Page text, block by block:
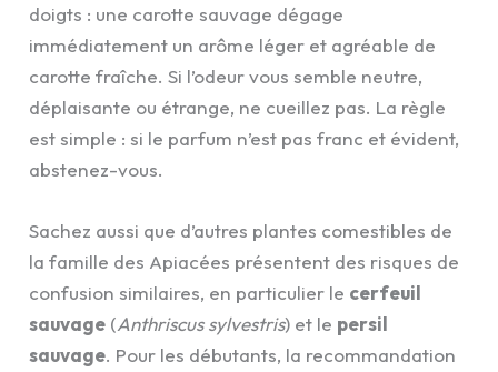
doigts : une carotte sauvage dégage
immédiatement un arôme léger et agréable de
carotte fraîche. Si l’odeur vous semble neutre,
déplaisante ou étrange, ne cueillez pas. La règle
est simple : si le parfum n’est pas franc et évident,
abstenez-vous.
Sachez aussi que d’autres plantes comestibles de
la famille des Apiacées présentent des risques de
confusion similaires, en particulier le cerfeuil
sauvage (Anthriscus sylvestris) et le persil
sauvage. Pour les débutants, la recommandation